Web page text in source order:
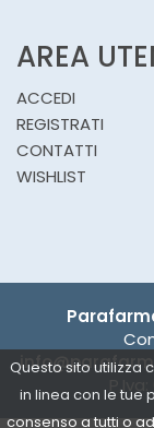
Questo sito utilizza
in linea con le tue
consenso a tutti o
AREA
ACCEDI
REGISTRATI
CONTATTI
WISHLIST